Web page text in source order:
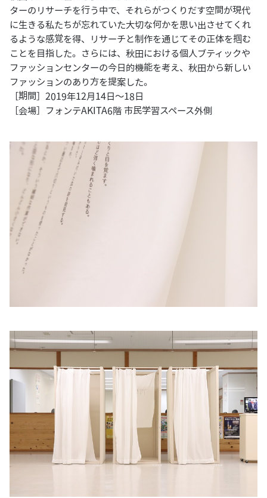
ターのリサーチを行う中で、それらがつくりだす空間が現代
に生きる私たちが忘れていた大切な何かを思い出させてくれ
るような感覚を得、リサーチと制作を通じてその正体を掴む
ことを目指した。さらには、秋田における個人ブティックや
ファッションセンターの今日的機能を考え、秋田から新しい
ファッションのあり方を提案した。
［期間］2019年12月14日～18日
［会場］フォンテAKITA6階 市民学習スペース外側